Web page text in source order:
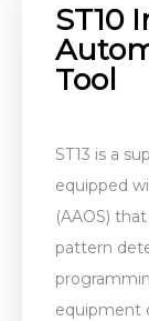
ST10
Tool
ST13 is a
equipped
(AAOS)
pattern
equipment